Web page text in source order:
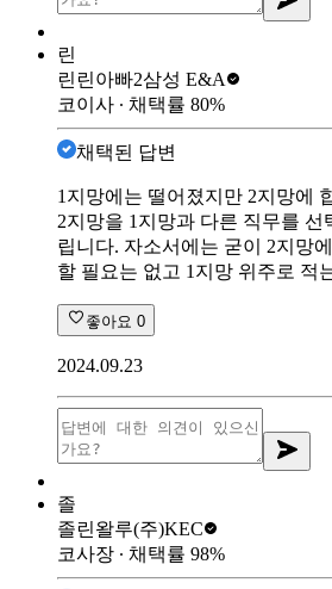
린
린린아빠2삼성 E&A
코이사 ∙ 채택률 80%
채택된 답변
1지망에는 떨어졌지만 2지망에
2지망을 1지망과 다른 직무를 선
립니다. 자소서에는 굳이 2지망
할 필요는 없고 1지망 위주로 적
좋아요 0
2024.09.23
졸
졸린왈루(주)KEC
코사장 ∙ 채택률 98%